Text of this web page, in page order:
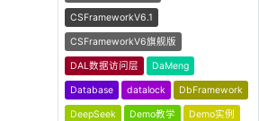
CSFrameworkV6.1
CSFrameworkV6旗舰版
DAL数据访问层 DaMeng
Database datalock DbFramework
DeepSeek Demo教学 Demo实例